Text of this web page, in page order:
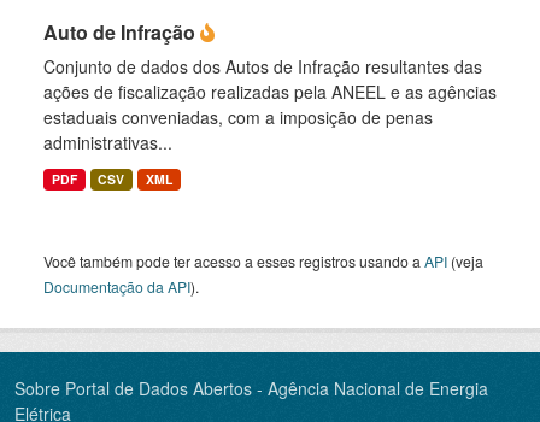
Auto de Infração
Conjunto de dados dos Autos de Infração resultantes das
ações de fiscalização realizadas pela ANEEL e as agências
estaduais conveniadas, com a imposição de penas
administrativas...
PDF CSV XML
Você também pode ter acesso a esses registros usando a API (veja
Documentação da API).
Sobre Portal de Dados Abertos - Agência Nacional de Energia
Elétrica